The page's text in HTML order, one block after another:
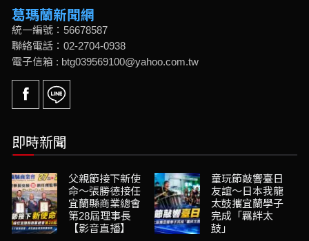
葛瑪蘭新聞網
統一編號：56678587
聯絡電話：02-2704-0938
電子信箱 : btg039569100@yahoo.com.tw
即時新聞
父親節接下新使
命～張勝德接任
宜蘭縣商業總會
第28屆理事長
【影音直播】
童玩節敲響臺日
友誼～日本我龍
太鼓攜宜蘭學子
完成「羈絆太
鼓」